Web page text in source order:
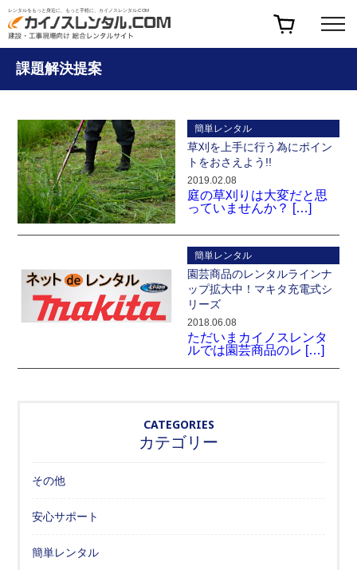
レンタルをもっと身近に、もっと手軽に、カイノスレンタル.COM
課題解決提案
簡単レンタル
草刈を上手に行う為にポイン
トをおさえよう!!
2019.02.08
庭の草刈りは大変だと思
っていませんか？ […]
簡単レンタル
園芸商品のレンタルラインナ
ップ拡大中！マキタ充電式シ
リーズ
2018.06.08
ただいまカイノスレンタ
ルでは園芸商品のレ […]
CATEGORIES
カテゴリー
その他
安心サポート
簡単レンタル